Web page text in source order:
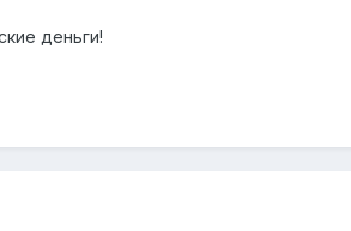
деньги!